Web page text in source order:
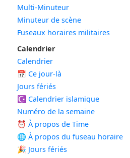
Multi-Minuteur
Minuteur de scène
Fuseaux horaires militaires
Calendrier
Calendrier
📅 Ce jour-là
Jours fériés
☪️ Calendrier islamique
Numéro de la semaine
⏰ À propos de Time
🌐 À propos du fuseau horaire
🎉 Jours fériés